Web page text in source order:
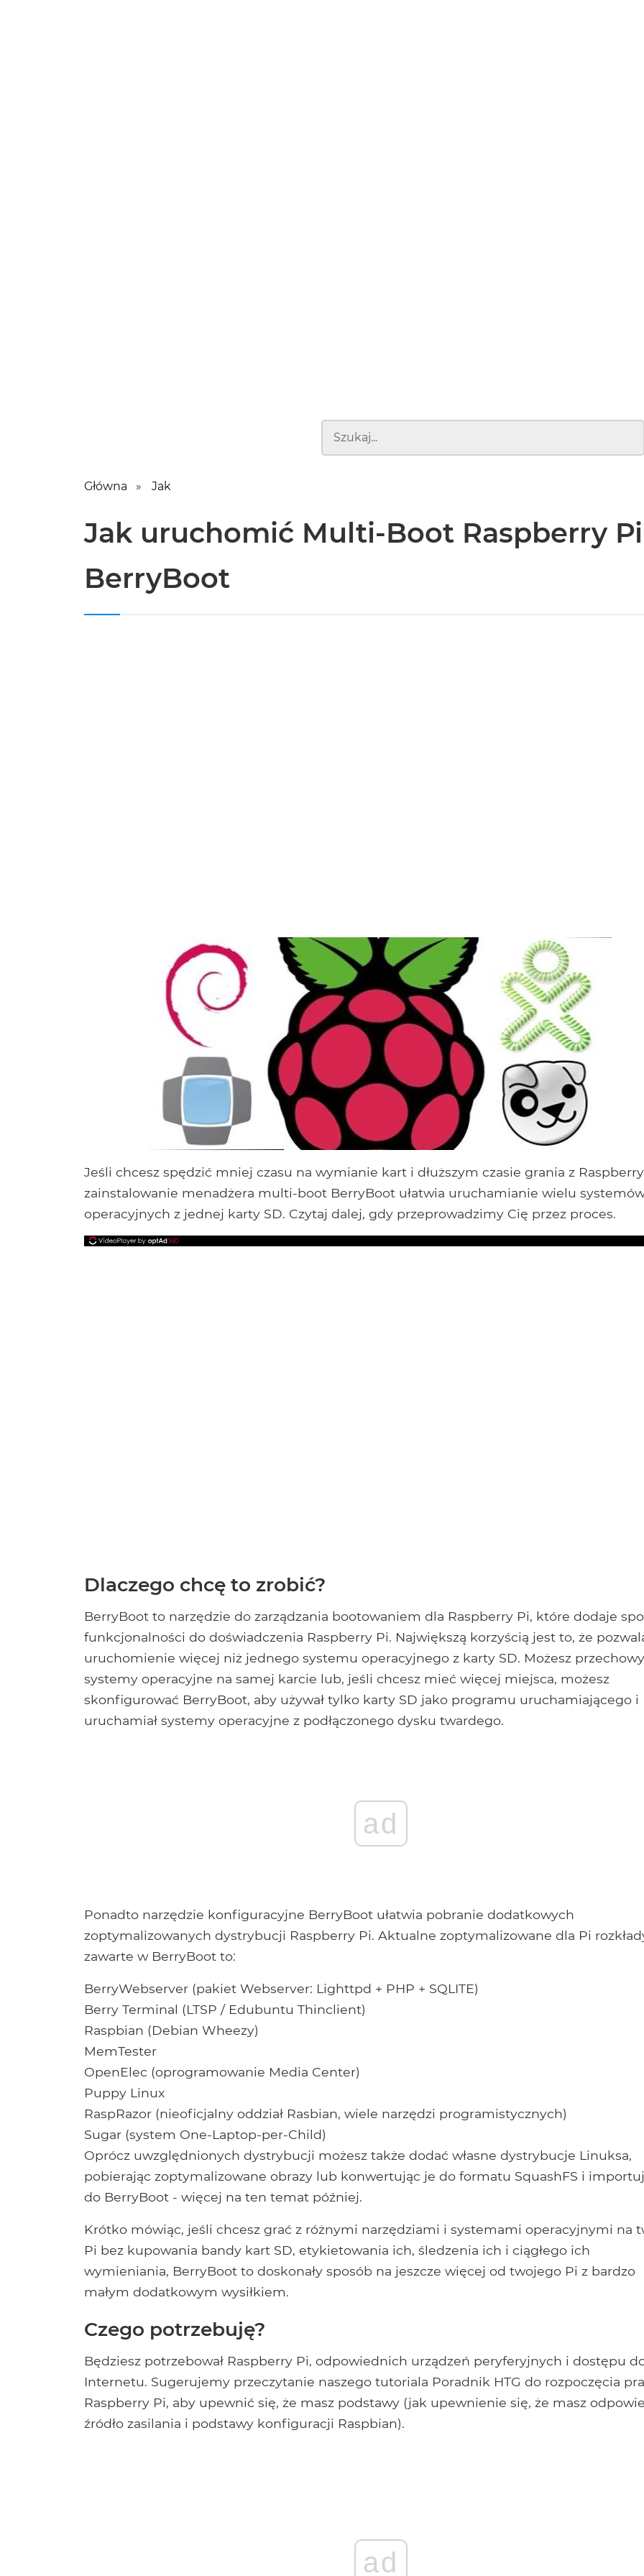
Główna Jak
Jak uruchomić Multi-Boot Raspberry
BerryBoot
Jeśli chcesz spędzić mniej czasu na wymianie kart i dłuższym czasie grania z
zainstalowanie menadżera multi-boot BerryBoot ułatwia uruchamianie wielu
operacyjnych z jednej karty SD. Czytaj dalej, gdy przeprowadzimy Cię przez proces.
Dlaczego chcę to zrobić?
BerryBoot to narzędzie do zarządzania bootowaniem dla Raspberry Pi, które dodaje
funkcjonalności do doświadczenia Raspberry Pi. Największą korzyścią jest to, że
uruchomienie więcej niż jednego systemu operacyjnego z karty SD. Możesz
systemy operacyjne na samej karcie lub, jeśli chcesz mieć więcej miejsca, możesz
skonfigurować BerryBoot, aby używał tylko karty SD jako programu uruchamiającego i
uruchamiał systemy operacyjne z podłączonego dysku twardego.
ad
Ponadto narzędzie konfiguracyjne BerryBoot ułatwia pobranie dodatkowych
zoptymalizowanych dystrybucji Raspberry Pi. Aktualne zoptymalizowane dla Pi
zawarte w BerryBoot to:
BerryWebserver (pakiet Webserver: Lighttpd + PHP + SQLITE)
Berry Terminal (LTSP / Edubuntu Thinclient)
Raspbian (Debian Wheezy)
MemTester
OpenElec (oprogramowanie Media Center)
Puppy Linux
RaspRazor (nieoficjalny oddział Rasbian, wiele narzędzi programistycznych)
Sugar (system One-Laptop-per-Child)
Oprócz uwzględnionych dystrybucji możesz także dodać własne dystrybucje Linuksa,
pobierając zoptymalizowane obrazy lub konwertując je do formatu SquashFS i
do BerryBoot - więcej na ten temat później.
Krótko mówiąc, jeśli chcesz grać z różnymi narzędziami i systemami operacyjnymi na
Pi bez kupowania bandy kart SD, etykietowania ich, śledzenia ich i ciągłego ich
wymieniania, BerryBoot to doskonały sposób na jeszcze więcej od twojego Pi z bardzo
małym dodatkowym wysiłkiem.
Czego potrzebuję?
Będziesz potrzebował Raspberry Pi, odpowiednich urządzeń peryferyjnych i dostępu
Internetu. Sugerujemy przeczytanie naszego tutoriala Poradnik HTG do rozpoczęcia
Raspberry Pi, aby upewnić się, że masz podstawy (jak upewnienie się, że masz
źródło zasilania i podstawy konfiguracji Raspbian).
ad